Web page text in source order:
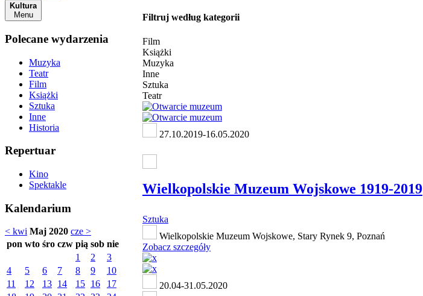
Kultura
Menu
Polecane wydarzenia
Muzyka
Teatr
Film
Książki
Sztuka
Inne
Historia
Repertuar
Kino
Spektakle
Kalendarium
< kwi Maj 2020 cze >
pon wto śro czw pią sob nie
1
2
3
4
5 6 7 8 9
10
11
12 13 14 15 16
17
Filtruj według kategorii
Film
Książki
Muzyka
Inne
Sztuka
Teatr
27.10.2019-16.05.2020
Wielkopolskie Muzeum Wojskowe 1919-2019
Sztuka
Wielkopolskie Muzeum Wojskowe, Stary Rynek 9, Poznań
Zobacz szczegóły
20.04-31.05.2020